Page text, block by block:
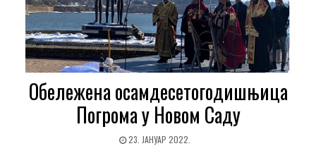
Обележена осамдесетогодишњица
Погрома у Новом Саду
23. ЈАНУАР 2022.